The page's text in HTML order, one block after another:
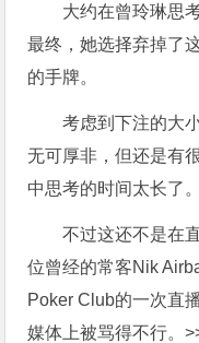
大约在曾玲琳思
最终，她选择弃掉了
的手牌。
考虑到下注的大
无可厚非，但还是有
中思考的时间太长了。
不过这还不是在
位曾经的常客Nik
Poker Club的一次直
媒体上被骂得不行。